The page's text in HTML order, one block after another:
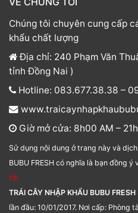
Chúng tôi chuyên cung cấp
khẩu chất lượng
Địa chỉ: 240 Phạm Văn
tỉnh Đồng Nai )
Hotline: 083.677.38.38 –
Giờ mở cửa: 8h00 AM –
Sử dụng nội dung ở trang này và dịch
BUBU FRESH có nghĩa là bạn đồng ý
tôi
TRÁI CÂY NHẬP KHẨU BUBU FRESH
lần đầu: 10/01/2017. Nơi cấp: Phòng